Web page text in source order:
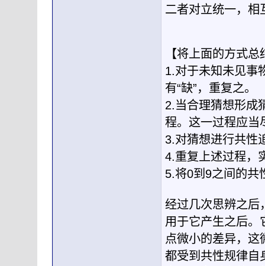
二者对立统一，相
【将上面的方式
1.对于未知未见事
有“缺”，重复之。
2.当合理猜想形成
程。这一过程应当
3.对猜想进行共性
4.重复上述过程，
5.将0到9之间的共
经过几次思辨之后
用于它产生之后。
点微小的差异，这
都受到共性规律自